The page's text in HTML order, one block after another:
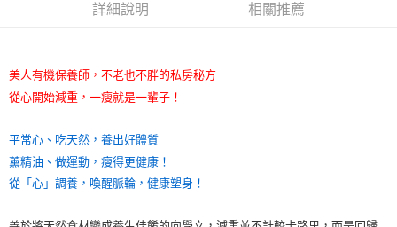
詳細說明 相關推薦
美人有機保養師，不老也不胖的私房秘方
從心開始減重，一瘦就是一輩子！
平常心、吃天然，養出好體質
薰精油、做運動，瘦得更健康！
從「心」調養，喚醒脈輪，健康塑身！